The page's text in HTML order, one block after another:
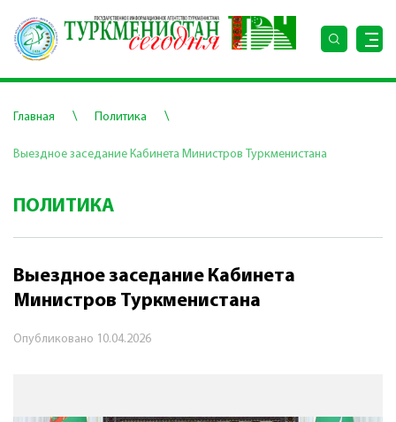
Главная \ Политика \
Выездное заседание Кабинета Министров Туркменистана
ПОЛИТИКА
Выездное заседание Кабинета
Министров Туркменистана
Опубликовано 10.04.2026